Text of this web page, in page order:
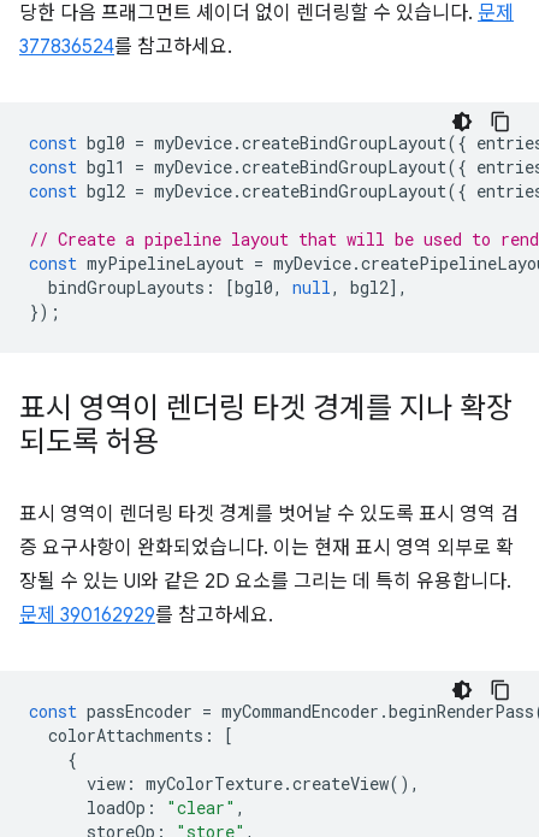
당한 다음 프래그먼트 셰이더 없이 렌더링할 수 있습니다. 문제
377836524를 참고하세요.
const bgl0 = myDevice.createBindGroupLayout({
const bgl1 = myDevice.createBindGroupLayout({
const bgl2 = myDevice.createBindGroupLayout({
// Create a pipeline layout that will be used to
const myPipelineLayout = myDevice.
bindGroupLayouts : [bgl0, null, bgl2],
});
표시 영역이 렌더링 타겟 경계를 지나 확장
되도록 허용
표시 영역이 렌더링 타겟 경계를 벗어날 수 있도록 표시 영역 검
증 요구사항이 완화되었습니다. 이는 현재 표시 영역 외부로 확
장될 수 있는 UI와 같은 2D 요소를 그리는 데 특히 유용합니다.
문제 390162929를 참고하세요.
const passEncoder = myCommandEncoder .beginRenderPass
colorAttachments :
[
{
view : myColorTexture.createView(),
loadOp : "clear" ,
storeOp : "store" ,